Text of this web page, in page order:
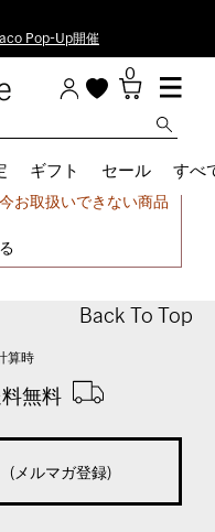
Pop-Up開催
0
ギフト セール すべ
ん。
お取扱いできない商品
Back To Top
算時
無料
(メルマガ登録)